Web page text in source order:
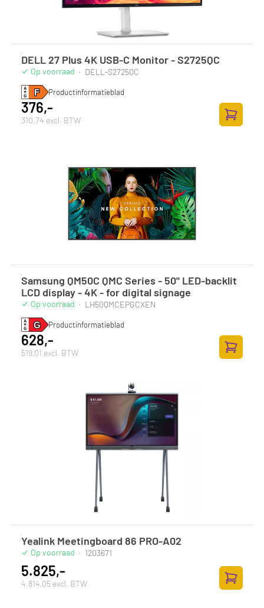
DELL 27 Plus 4K USB-C Monitor - S2725QC
Op voorraad · DELL-S2725QC
Productinformatieblad
376,-
310,74 excl. BTW
Samsung QM50C QMC Series - 50" LED-backlit
LCD display - 4K - for digital signage
Op voorraad · LH50QMCEPGCXEN
Productinformatieblad
628,-
519,01 excl. BTW
Yealink Meetingboard 86 PRO-A02
Op voorraad · 1203671
5.825,-
4.814,05 excl. BTW